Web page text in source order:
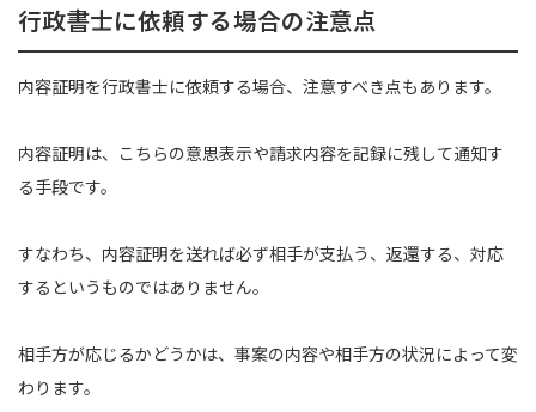
行政書士に依頼する場合の注意点
内容証明を行政書士に依頼する場合、注意すべき点もあります。
内容証明は、こちらの意思表示や請求内容を記録に残して通知す
る手段です。
すなわち、内容証明を送れば必ず相手が支払う、返還する、対応
するというものではありません。
相手方が応じるかどうかは、事案の内容や相手方の状況によって変
わります。